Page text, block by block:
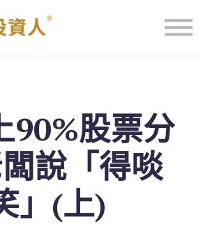
主頁
90%股票分
說「得啖
」(上)